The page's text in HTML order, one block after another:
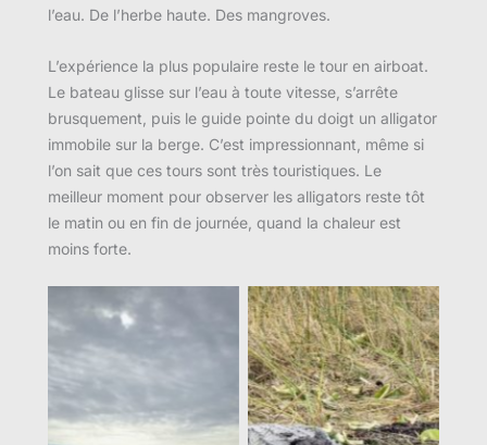
l’eau. De l’herbe haute. Des mangroves.
L’expérience la plus populaire reste le tour en airboat.
Le bateau glisse sur l’eau à toute vitesse, s’arrête
brusquement, puis le guide pointe du doigt un alligator
immobile sur la berge. C’est impressionnant, même si
l’on sait que ces tours sont très touristiques. Le
meilleur moment pour observer les alligators reste tôt
le matin ou en fin de journée, quand la chaleur est
moins forte.